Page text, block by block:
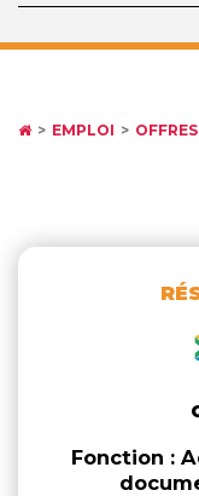
EMPLOI
Fonction :